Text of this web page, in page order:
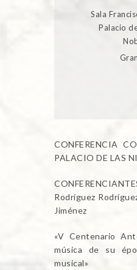
Sala
Palacio
CONFERENCIA
PALACIO DE LAS
Rodríguez
Jiménez
«V Centenario
música de su
musical»